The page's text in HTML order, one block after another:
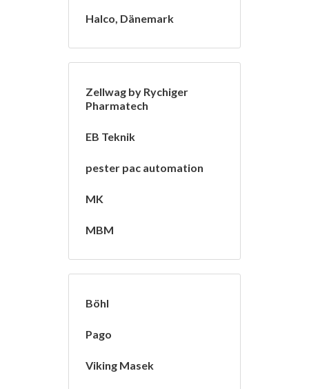
Halco, Dänemark
Zellwag by Rychiger
Pharmatech
EB Teknik
pester pac automation
MK
MBM
Böhl
Pago
Viking Masek